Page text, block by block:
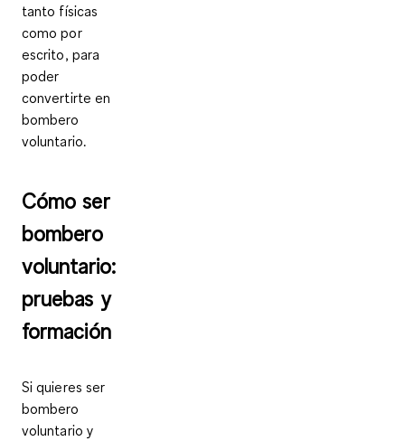
tanto físicas
como por
escrito, para
poder
convertirte en
bombero
voluntario.
Cómo ser
bombero
voluntario:
pruebas y
formación
Si quieres ser
bombero
voluntario y